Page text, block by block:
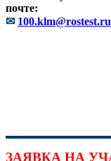
почте:
✉ 100.klm@rostest.ru
ЗАЯВКА НА